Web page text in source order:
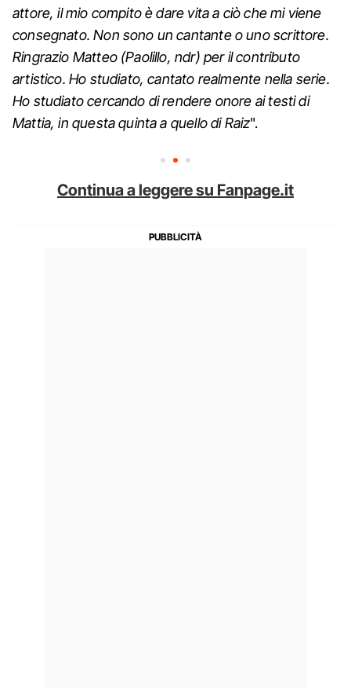
attore, il mio compito è dare vita a ciò che mi viene
consegnato. Non sono un cantante o uno scrittore.
Ringrazio Matteo (Paolillo, ndr) per il contributo
artistico. Ho studiato, cantato realmente nella serie.
Ho studiato cercando di rendere onore ai testi di
Mattia, in questa quinta a quello di Raiz".
Continua a leggere su Fanpage.it